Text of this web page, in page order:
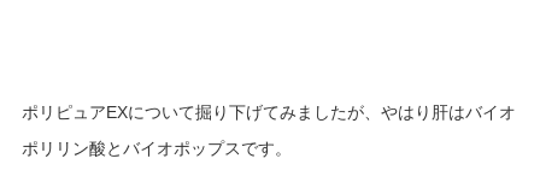
ポリピュアEXについて掘り下げてみましたが、やはり肝はバイオ
ポリリン酸とバイオポップスです。